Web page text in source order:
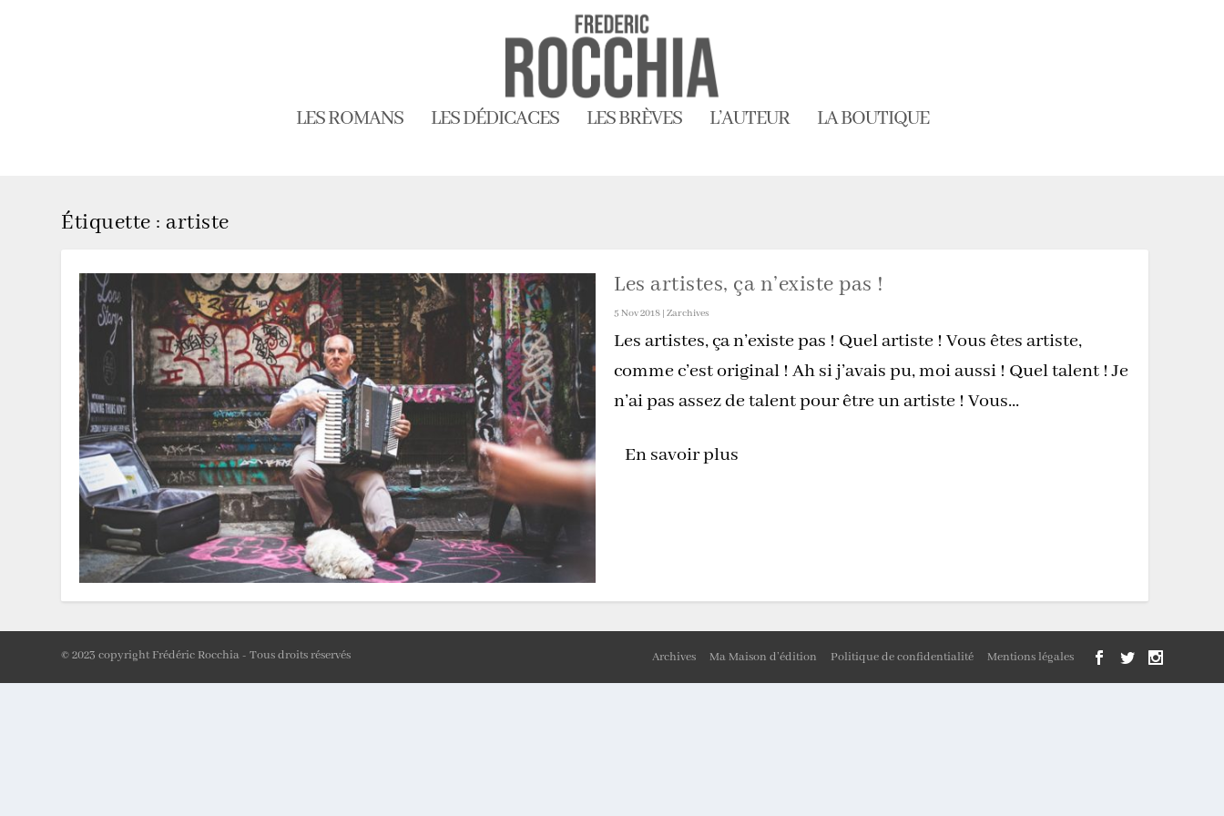
LES ROMANS LES DÉDICACES LES BRÈVES L’AUTEUR LA BOUTIQUE
Étiquette : artiste
Les artistes, ça n’existe pas !
5 Nov 2018 | Zarchives
Les artistes, ça n’existe pas ! Quel artiste ! Vous êtes artiste,
comme c’est original ! Ah si j’avais pu, moi aussi ! Quel talent ! Je
n’ai pas assez de talent pour être un artiste ! Vous...
En savoir plus
© 2023 copyright Frédéric Rocchia - Tous droits réservés Archives Ma Maison d’édition Politique de confidentialité Mentions légales